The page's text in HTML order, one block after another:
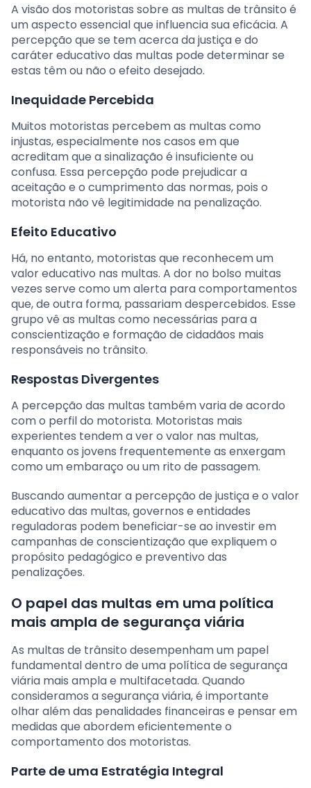
A visão dos motoristas sobre as multas de trânsito é
um aspecto essencial que influencia sua eficácia. A
percepção que se tem acerca da justiça e do
caráter educativo das multas pode determinar se
estas têm ou não o efeito desejado.
Inequidade Percebida
Muitos motoristas percebem as multas como
injustas, especialmente nos casos em que
acreditam que a sinalização é insuficiente ou
confusa. Essa percepção pode prejudicar a
aceitação e o cumprimento das normas, pois o
motorista não vê legitimidade na penalização.
Efeito Educativo
Há, no entanto, motoristas que reconhecem um
valor educativo nas multas. A dor no bolso muitas
vezes serve como um alerta para comportamentos
que, de outra forma, passariam despercebidos. Esse
grupo vê as multas como necessárias para a
conscientização e formação de cidadãos mais
responsáveis no trânsito.
Respostas Divergentes
A percepção das multas também varia de acordo
com o perfil do motorista. Motoristas mais
experientes tendem a ver o valor nas multas,
enquanto os jovens frequentemente as enxergam
como um embaraço ou um rito de passagem.
Buscando aumentar a percepção de justiça e o valor
educativo das multas, governos e entidades
reguladoras podem beneficiar-se ao investir em
campanhas de conscientização que expliquem o
propósito pedagógico e preventivo das
penalizações.
O papel das multas em uma política
mais ampla de segurança viária
As multas de trânsito desempenham um papel
fundamental dentro de uma política de segurança
viária mais ampla e multifacetada. Quando
consideramos a segurança viária, é importante
olhar além das penalidades financeiras e pensar em
medidas que abordem eficientemente o
comportamento dos motoristas.
Parte de uma Estratégia Integral